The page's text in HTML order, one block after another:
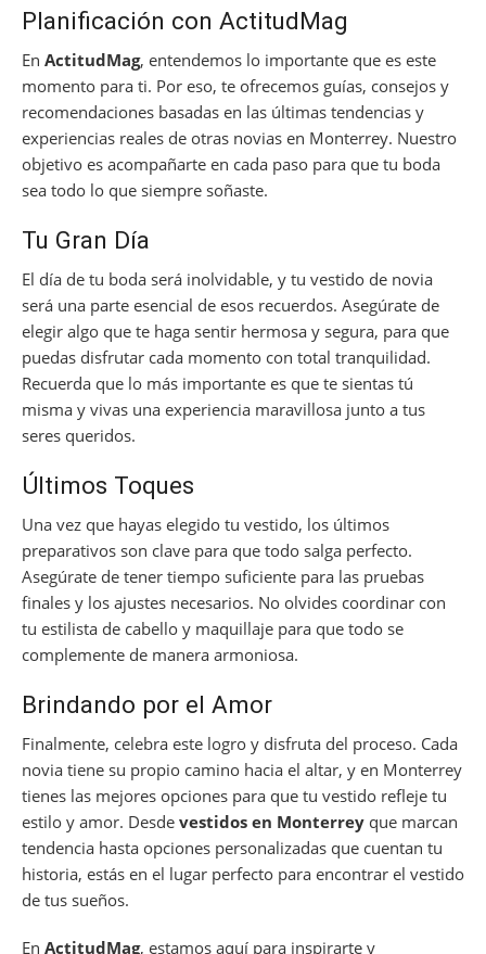
Planificación con ActitudMag
En ActitudMag, entendemos lo importante que es este
momento para ti. Por eso, te ofrecemos guías, consejos y
recomendaciones basadas en las últimas tendencias y
experiencias reales de otras novias en Monterrey. Nuestro
objetivo es acompañarte en cada paso para que tu boda
sea todo lo que siempre soñaste.
Tu Gran Día
El día de tu boda será inolvidable, y tu vestido de novia
será una parte esencial de esos recuerdos. Asegúrate de
elegir algo que te haga sentir hermosa y segura, para que
puedas disfrutar cada momento con total tranquilidad.
Recuerda que lo más importante es que te sientas tú
misma y vivas una experiencia maravillosa junto a tus
seres queridos.
Últimos Toques
Una vez que hayas elegido tu vestido, los últimos
preparativos son clave para que todo salga perfecto.
Asegúrate de tener tiempo suficiente para las pruebas
finales y los ajustes necesarios. No olvides coordinar con
tu estilista de cabello y maquillaje para que todo se
complemente de manera armoniosa.
Brindando por el Amor
Finalmente, celebra este logro y disfruta del proceso. Cada
novia tiene su propio camino hacia el altar, y en Monterrey
tienes las mejores opciones para que tu vestido refleje tu
estilo y amor. Desde vestidos en Monterrey que marcan
tendencia hasta opciones personalizadas que cuentan tu
historia, estás en el lugar perfecto para encontrar el vestido
de tus sueños.
En ActitudMag, estamos aquí para inspirarte y